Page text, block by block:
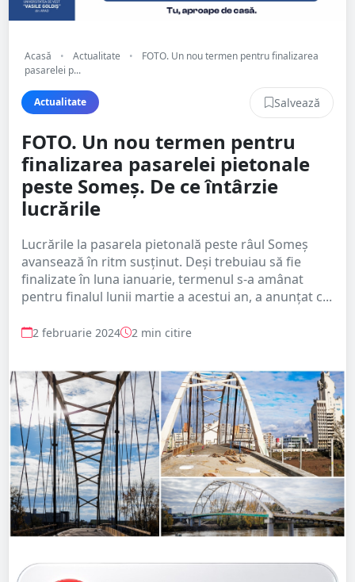
Acasă • Actualitate •
FOTO. Un nou termen pentru finalizarea
pasarelei p...
Actualitate Salvează
FOTO. Un nou termen pentru
finalizarea pasarelei pietonale
peste Someș. De ce întârzie
lucrările
Lucrările la pasarela pietonală peste râul Someș
avansează în ritm susținut. Deși trebuiau să fie
finalizate în luna ianuarie, termenul s-a amânat
pentru finalul lunii martie a acestui an, a anunțat c...
2 februarie 2024 2 min citire